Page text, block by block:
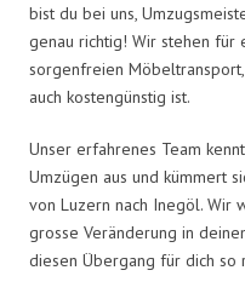
bist du bei uns,
genau richtig! Wir stehen für
sorgenfreien
auch kostengünstig ist.
Unser erfahrenes Team
Umzügen aus und kümmert
von Luzern nach Inegöl. Wir
grosse Veränderung in
diesen Übergang für dich so